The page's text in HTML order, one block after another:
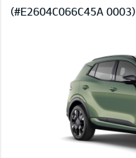
(#E2604C066C45A 0003)